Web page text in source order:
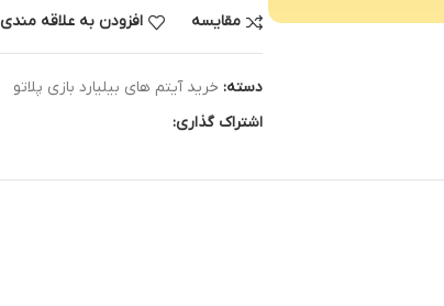
مقایسه افزودن به علاقه مندی
دسته: خرید آیتم های بیلیارد بازی پلاتو
اشتراک گذاری: